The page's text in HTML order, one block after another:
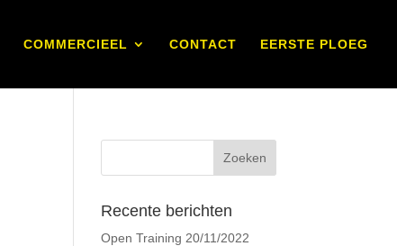
COMMERCIEEL CONTACT EERSTE PLOEG
Recente berichten
Open Training 20/11/2022